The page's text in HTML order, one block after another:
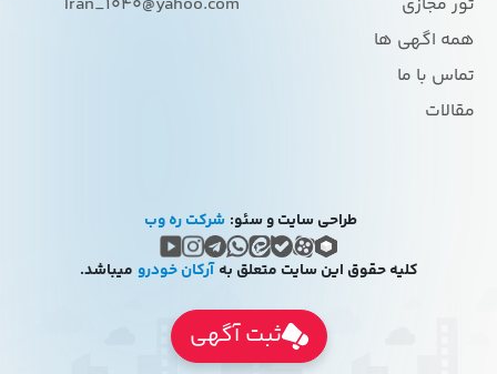
همه اگهی ها
تماس با ما
مقالات
طراحی سایت و سئو: شرکت ره وب
کلیه حقوق این سایت متعلق به آرکان خودرو میباشد.
ثبت آگهی